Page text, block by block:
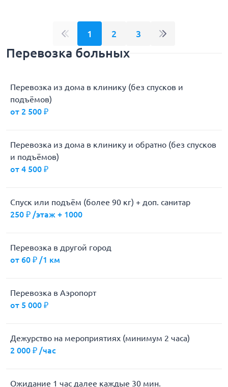
1 2 3
Перевозка больных
Перевозка из дома в клинику (без спусков и
подъёмов)
от 2 500 ₽
Перевозка из дома в клинику и обратно (без спусков
и подъёмов)
от 4 500 ₽
Спуск или подъём (более 90 кг) + доп. санитар
250 ₽ /этаж + 1000
Перевозка в другой город
от 60 ₽ /1 км
Перевозка в Аэропорт
от 5 000 ₽
Дежурство на мероприятиях (минимум 2 часа)
2 000 ₽ /час
Ожидание 1 час далее каждые 30 мин.